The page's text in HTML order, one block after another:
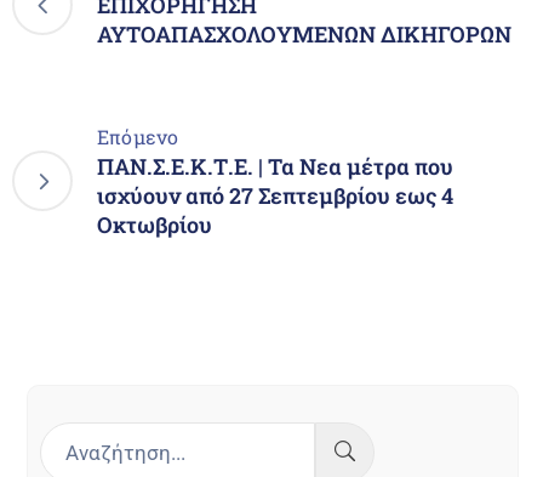
ΑΥΤΟΑΠΑΣΧΟΛΟΥΜΕΝΩΝ ΔΙΚΗΓΟΡΩΝ
Επόμενο
ΠΑΝ.Σ.Ε.Κ.Τ.Ε. | Τα Νεα μέτρα που
ισχύουν από 27 Σεπτεμβρίου εως 4
Οκτωβρίου